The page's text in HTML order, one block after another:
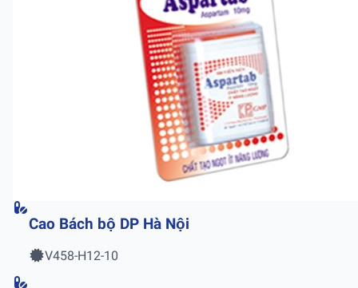
Cao Bách bộ DP Hà Nội
V458-H12-10